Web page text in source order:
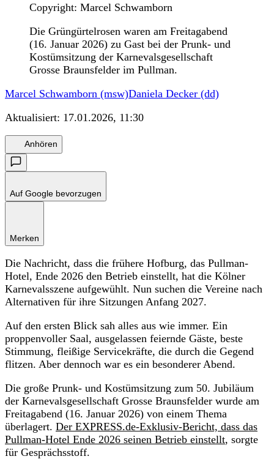
Copyright: Marcel Schwamborn
Die Grüngürtelrosen waren am Freitagabend
(16. Januar 2026) zu Gast bei der Prunk- und
Kostümsitzung der Karnevalsgesellschaft
Grosse Braunsfelder im Pullman.
Marcel Schwamborn (msw)Daniela Decker (dd)
Aktualisiert: 17.01.2026, 11:30
Anhören
Auf Google bevorzugen
Merken
Die Nachricht, dass die frühere Hofburg, das Pullman-
Hotel, Ende 2026 den Betrieb einstellt, hat die Kölner
Karnevalsszene aufgewühlt. Nun suchen die Vereine nach
Alternativen für ihre Sitzungen Anfang 2027.
Auf den ersten Blick sah alles aus wie immer. Ein
proppenvoller Saal, ausgelassen feiernde Gäste, beste
Stimmung, fleißige Servicekräfte, die durch die Gegend
flitzen. Aber dennoch war es ein besonderer Abend.
Die große Prunk- und Kostümsitzung zum 50. Jubiläum
der Karnevalsgesellschaft Grosse Braunsfelder wurde am
Freitagabend (16. Januar 2026) von einem Thema
überlagert. Der EXPRESS.de-Exklusiv-Bericht, dass das
Pullman-Hotel Ende 2026 seinen Betrieb einstellt, sorgte
für Gesprächsstoff.